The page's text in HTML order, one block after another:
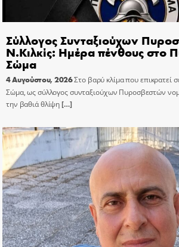
Σύλλογος Συνταξιούχων
Ν.Κιλκίς: Ημέρα πένθους στο
Σώμα
4 Αυγούστου, 2026Στο βαρύ κλίμα που επικρατεί
Σώμα, ως σύλλογος συνταξιούχων Πυροσβεστών
την βαθιά θλίψη[…]